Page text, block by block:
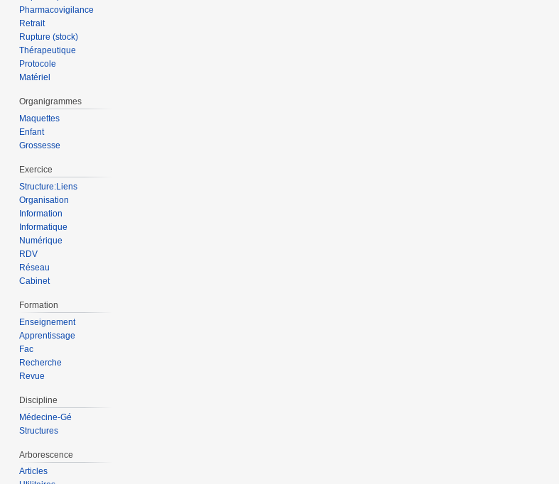
Pharmacovigilance
Retrait
Rupture (stock)
Thérapeutique
Protocole
Matériel
Organigrammes
Maquettes
Enfant
Grossesse
Exercice
Structure:Liens
Organisation
Information
Informatique
Numérique
RDV
Réseau
Cabinet
Formation
Enseignement
Apprentissage
Fac
Recherche
Revue
Discipline
Médecine-Gé
Structures
Arborescence
Articles